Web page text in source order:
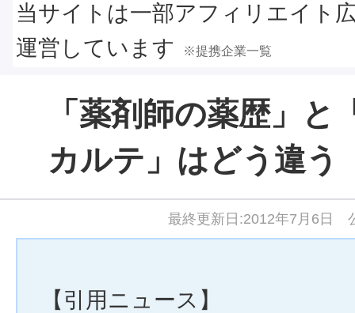
当サイトは一部アフィリエイト
運営しています
※提携企業一覧
「薬剤師の薬歴」と
カルテ」はどう違う
最終更新日:2012年7月6日
【引用ニュース】